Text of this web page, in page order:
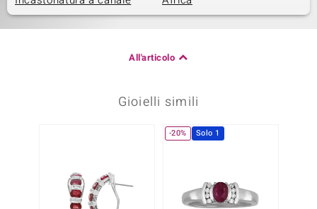
All'articolo
Gioielli simili
-20% Solo 1